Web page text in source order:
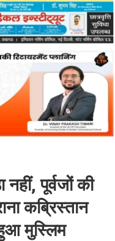
पूर्वजों की
कब्रिस्तान
मुस्लिम